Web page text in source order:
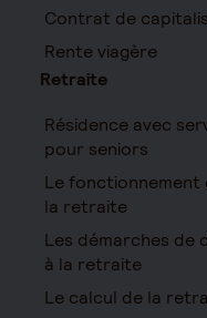
Contrat de
Rente viagère
Retraite
Résidence avec
pour seniors
Le fonctionnement
la retraite
Les démarches de
à la retraite
Le calcul de la